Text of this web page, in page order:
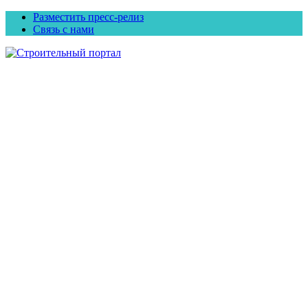
Разместить пресс-релиз
Связь с нами